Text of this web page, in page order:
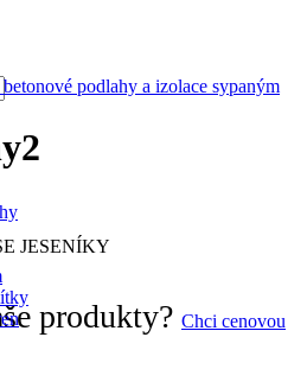
JESENÍKY
produkty? Chci cenovou
Menu